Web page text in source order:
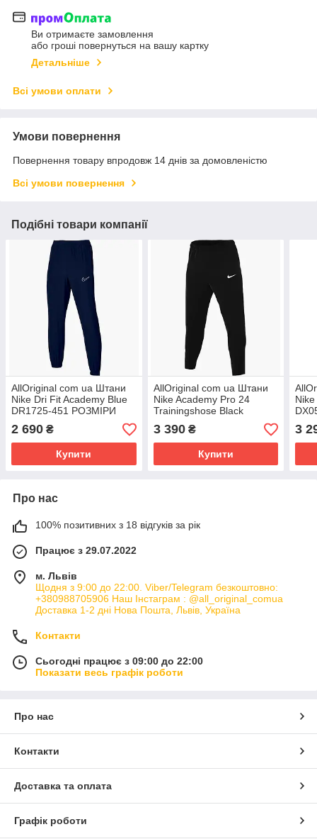
Ви отримаєте замовлення
або гроші повернуться на вашу картку
Детальніше
Всі умови оплати
Умови повернення
Повернення товару впродовж 14 днів за домовленістю
Всі умови повернення
Подібні товари компанії
AllOriginal com ua Штани
Nike Dri Fit Academy Blue
DR1725-451 РОЗМІРИ
ЗАПИТУЙТЕ
2 690 ₴
Купити
AllOriginal com ua Штани
Nike Academy Pro 24
Trainingshose Black
FD7672-010 РОЗМІРИ
ЗАПІТУЙТЕ
3 390₴
Купити
3
Про нас
100% позитивних з 18 відгуків за рік
Працює з 29.07.2022
м. Львів
Щодня з 9:00 до 22:00. Viber/Telegram безкоштовно:
+380988705906 Наш Інстаграм : @all_original_comua
Доставка 1-2 дні Нова Пошта, Львів, Україна
Контакти
Сьогодні працює з 09:00 до 22:00
Показати весь графік роботи
Про нас
Контакти
Доставка та оплата
Графік роботи